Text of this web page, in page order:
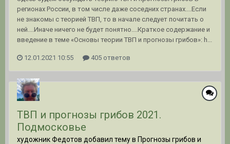
регионах России, в том числе даже соседних странах....Если
не знакомы с теорией ТВП, то в начале следует почитать о
ней....Иначе ничего не будет понятно....Краткое содержание и
введение в теме «Основы теории ТВП и прогнозы грибов»: h...
12.01.2021 10:55 405 ответов
ТВП и прогнозы грибов 2021.
Подмосковье
художник Федотов добавил тему в Прогнозы грибов и